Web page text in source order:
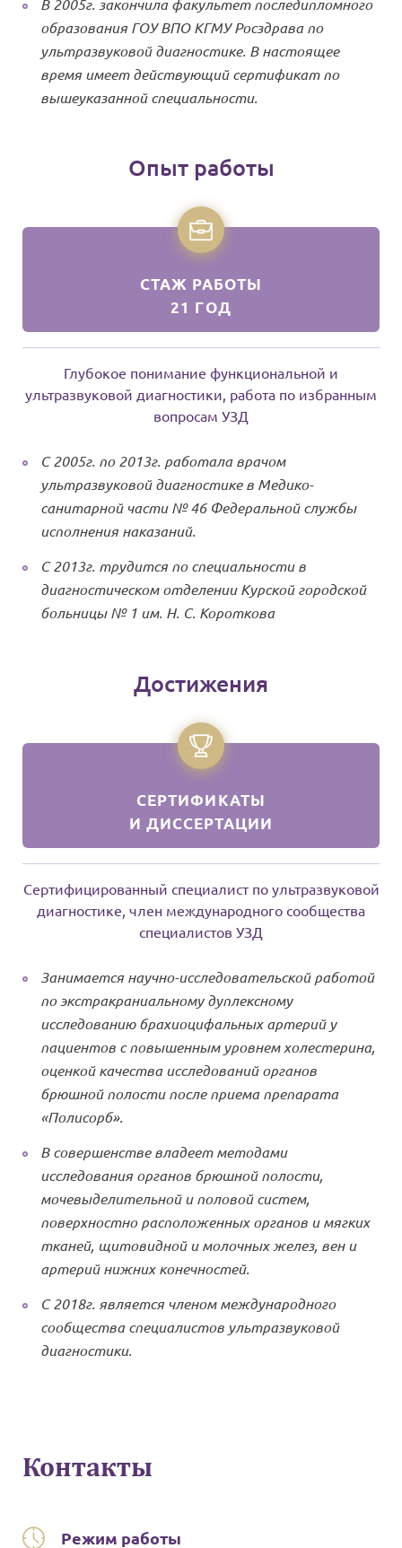
образования ГОУ ВПО КГМУ Росздрава по
ультразвуковой диагностике. В настоящее
время имеет действующий сертификат по
вышеуказанной специальности.
Опыт работы
СТАЖ РАБОТЫ
21 ГОД
Глубокое понимание функциональной и
ультразвуковой диагностики, работа по избранным
вопросам УЗД
С 2005г. по 2013г. работала врачом
ультразвуковой диагностике в Медико-
санитарной части № 46 Федеральной службы
исполнения наказаний.
С 2013г. трудится по специальности в
диагностическом отделении Курской городской
больницы № 1 им. Н. С. Короткова
Достижения
СЕРТИФИКАТЫ
И ДИССЕРТАЦИИ
Сертифицированный специалист по ультразвуковой
диагностике, член международного сообщества
специалистов УЗД
Занимается научно-исследовательской работой
по экстракраниальному дуплексному
исследованию брахиоцифальных артерий у
пациентов с повышенным уровнем холестерина,
оценкой качества исследований органов
брюшной полости после приема препарата
«Полисорб».
В совершенстве владеет методами
исследования органов брюшной полости,
мочевыделительной и половой систем,
поверхностно расположенных органов и мягких
тканей, щитовидной и молочных желез, вен и
артерий нижних конечностей.
С 2018г. является членом международного
сообщества специалистов ультразвуковой
диагностики.
Контакты
Режим работы